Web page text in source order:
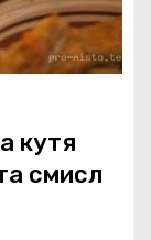
кутя
смисл